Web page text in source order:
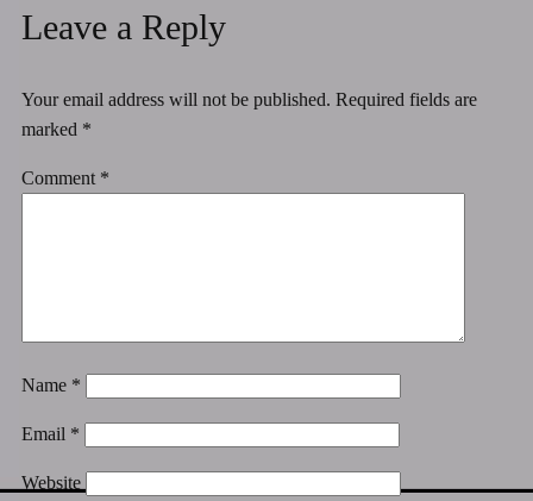
Leave a Reply
Your email address will not be published. Required fields are
marked *
Comment *
Name *
Email *
Website